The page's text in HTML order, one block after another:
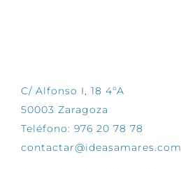
C/ Alfonso I, 18 4ºA
50003 Zaragoza
Teléfono: 976 20 78 78
contactar@ideasamares.com